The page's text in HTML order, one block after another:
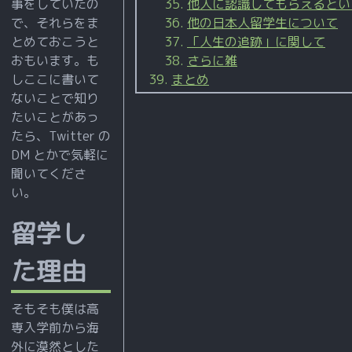
そ
の
他
成長
した
気が
する
点
た
に
理
解
で
き
る
事をしていたの
で、それらをま
とめておこうと
おもいます。も
しここに書いて
ないことで知り
たいことがあっ
たら、Twitter の
DM とかで気軽に
聞いてくださ
い。
留学し
た理由
そもそも僕は高
専入学前から海
外に漠然とした
他人に認識してもらえると
他の日本人留学生について
「人生の追跡」に関して
さらに雑
まとめ